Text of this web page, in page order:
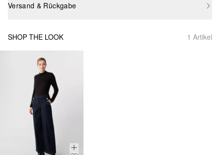
Versand & Rückgabe
SHOP THE LOOK 1 Artikel